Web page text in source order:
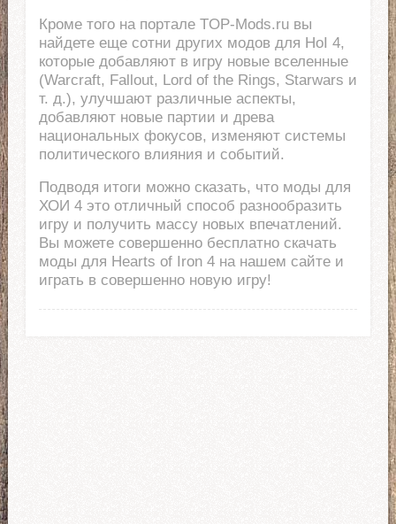
Кроме того на портале TOP-Mods.ru вы
найдете еще сотни других модов для HoI 4,
которые добавляют в игру новые вселенные
(Warcraft, Fallout, Lord of the Rings, Starwars и
т. д.), улучшают различные аспекты,
добавляют новые партии и древа
национальных фокусов, изменяют системы
политического влияния и событий.
Подводя итоги можно сказать, что моды для
ХОИ 4 это отличный способ разнообразить
игру и получить массу новых впечатлений.
Вы можете совершенно бесплатно скачать
моды для Hearts of Iron 4 на нашем сайте и
играть в совершенно новую игру!